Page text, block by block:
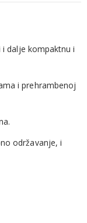
dalje kompaktnu i
i prehrambenoj
održavanje, i